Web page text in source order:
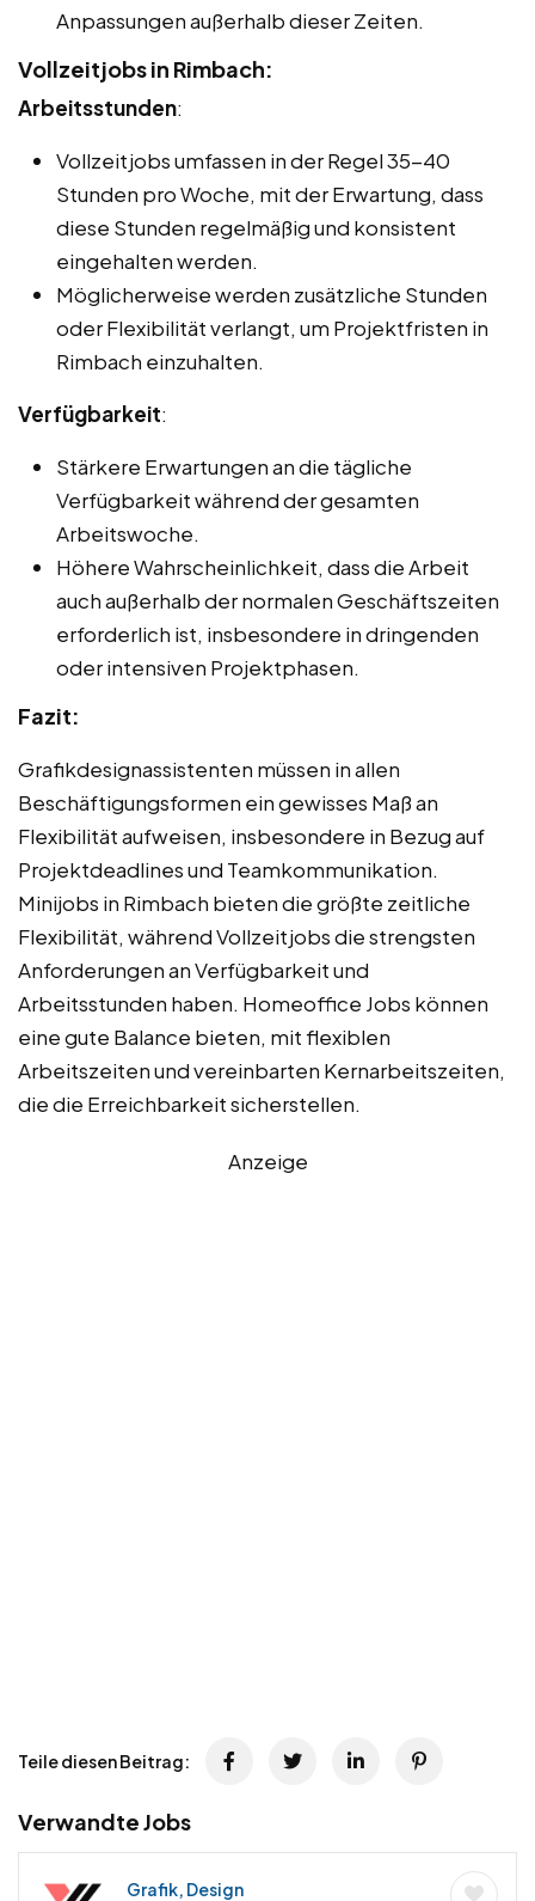
Anpassungen außerhalb dieser Zeiten.
Vollzeitjobs in Rimbach:
Arbeitsstunden:
Vollzeitjobs umfassen in der Regel 35-40
Stunden pro Woche, mit der Erwartung, dass
diese Stunden regelmäßig und konsistent
eingehalten werden.
Möglicherweise werden zusätzliche Stunden
oder Flexibilität verlangt, um Projektfristen in
Rimbach einzuhalten.
Verfügbarkeit:
Stärkere Erwartungen an die tägliche
Verfügbarkeit während der gesamten
Arbeitswoche.
Höhere Wahrscheinlichkeit, dass die Arbeit
auch außerhalb der normalen Geschäftszeiten
erforderlich ist, insbesondere in dringenden
oder intensiven Projektphasen.
Fazit:
Grafikdesignassistenten müssen in allen
Beschäftigungsformen ein gewisses Maß an
Flexibilität aufweisen, insbesondere in Bezug auf
Projektdeadlines und Teamkommunikation.
Minijobs in Rimbach bieten die größte zeitliche
Flexibilität, während Vollzeitjobs die strengsten
Anforderungen an Verfügbarkeit und
Arbeitsstunden haben. Homeoffice Jobs können
eine gute Balance bieten, mit flexiblen
Arbeitszeiten und vereinbarten Kernarbeitszeiten,
die die Erreichbarkeit sicherstellen.
Anzeige
Teile diesen Beitrag:
Verwandte Jobs
Grafik, Design